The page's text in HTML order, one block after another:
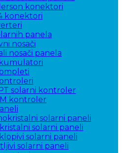
konektori
konektori
panela
nosači
nosači panela
solarni kontroler
kontroler
solarni paneli
solarni paneli
solarni paneli
solarni paneli